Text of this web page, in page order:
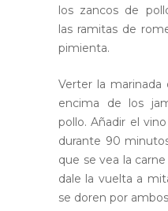
los zancos de
las ramitas de
pimienta.
Verter la
encima de los
pollo. Añadir el
durante 90
que se vea la
dale la vuelta a
se doren por